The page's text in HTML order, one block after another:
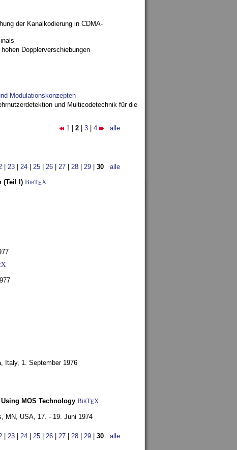
der Kanalkodierung in CDMA-
Dopplerverschiebungen
Modulationskonzepten
und Multicodetechnik für die
1 2 3 4 alle
23 24 25 26 27 28 29 30 alle
(Teil I) BibTEX
X
Italy, 1. September 1976
MOS Technology BibTEX
MN, USA, 17. - 19. Juni 1974
23 24 25 26 27 28 29 30 alle